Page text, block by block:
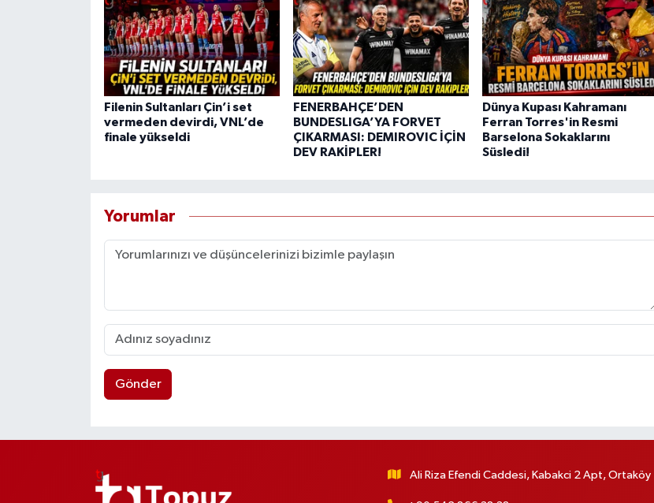
Filenin Sultanları Çin’i set
vermeden devirdi, VNL’de
finale yükseldi
FENERBAHÇE’DEN
BUNDESLIGA’YA FORVET
ÇIKARMASI: DEMIROVIC İÇİN
DEV RAKİPLER!
Dünya Kupası Kahramanı
Ferran Torres'in Resmi
Barselona Sokaklarını
Süsledi!
Yorumlar
Gönder
Ali Riza Efendi Caddesi, Kabakci 2 Apt, Ortaköy